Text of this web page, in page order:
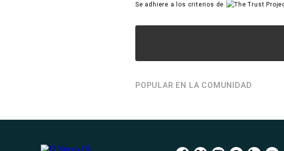
Se adhiere a los criterios de
POPULAR EN LA COMUNIDAD